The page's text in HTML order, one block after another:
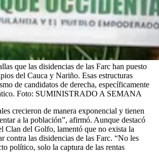
que las disidencias de las Farc han puesto
del Cauca y Nariño. Esas estructuras
de candidatos de derecha, específicamente
Foto: SUMINISTRADO A SEMANA
crecieron de manera exponencial y tienen
a la población”, afirmó. Aunque destacó
Clan del Golfo, lamentó que no exista la
contra las disidencias de las Farc. “No les
político, solo la captura de las rentas